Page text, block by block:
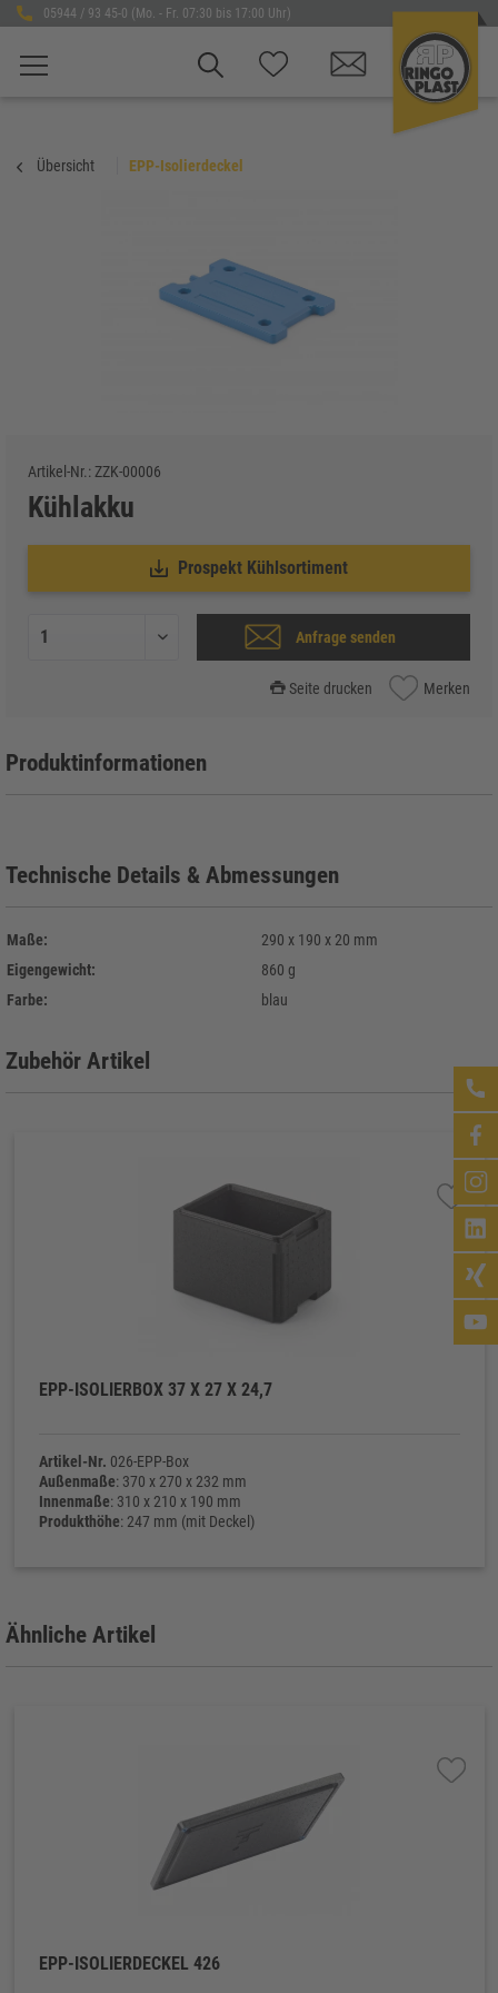
05944 / 93 45-0 (Mo. - Fr. 07:30 bis 17:00 Uhr)
Übersicht EPP-Isolierdeckel
Artikel-Nr.: ZZK-00006
Kühlakku
Prospekt Kühlsortiment
Anfrage senden
Seite drucken Merken
Produktinformationen
Technische Details & Abmessungen
Maße:
290 x 190 x 20 mm
Eigengewicht:
860 g
Farbe:
blau
Zubehör Artikel
EPP-ISOLIERBOX 37 X 27 X 24,7
Artikel-Nr. 026-EPP-Box
Außenmaße: 370 x 270 x 232 mm
Innenmaße: 310 x 210 x 190 mm
Produkthöhe: 247 mm (mit Deckel)
Ähnliche Artikel
EPP-ISOLIERDECKEL 426